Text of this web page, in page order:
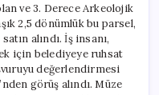
ve 3. Derece Arkeolojik
2,5 dönümlük bu parsel,
alındı. İş insanı,
için belediyeye ruhsat
değerlendirmesi
görüş alındı. Müze